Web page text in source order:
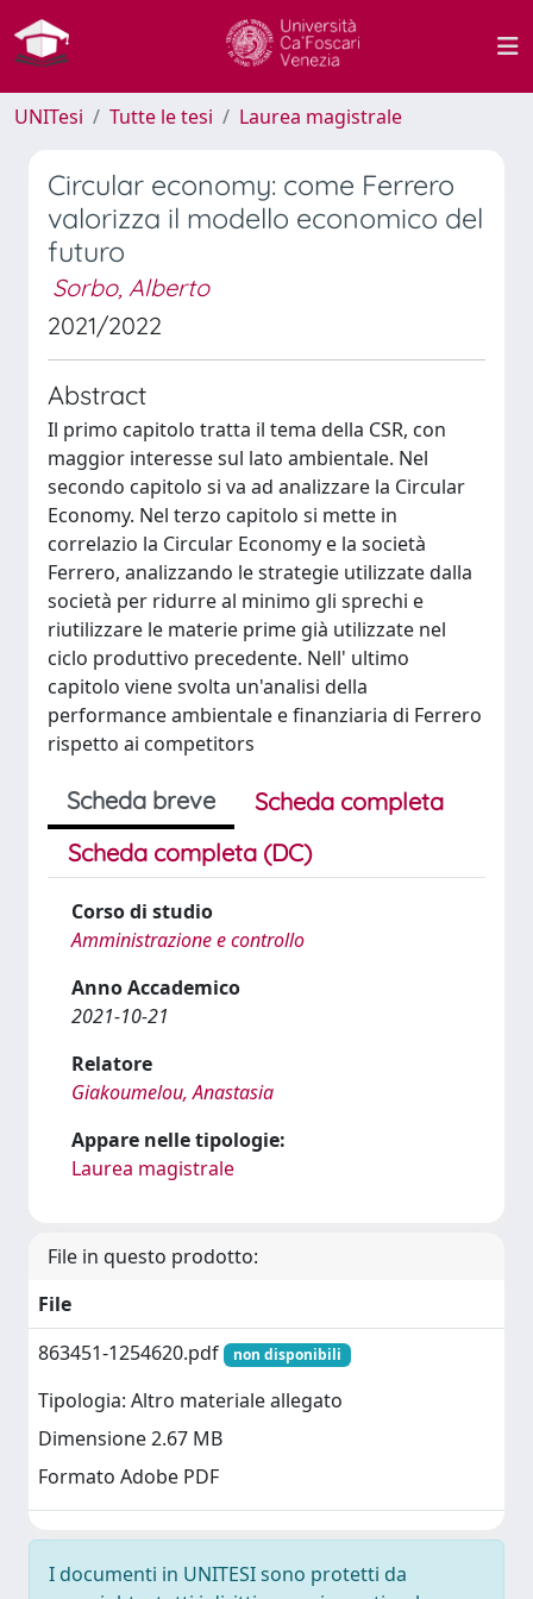
UNITesi Tutte le tesi Laurea magistrale
Circular economy: come Ferrero
valorizza il modello economico del
futuro
Sorbo, Alberto
2021/2022
Abstract
Il primo capitolo tratta il tema della CSR, con
maggior interesse sul lato ambientale. Nel
secondo capitolo si va ad analizzare la Circular
Economy. Nel terzo capitolo si mette in
correlazio la Circular Economy e la società
Ferrero, analizzando le strategie utilizzate dalla
società per ridurre al minimo gli sprechi e
riutilizzare le materie prime già utilizzate nel
ciclo produttivo precedente. Nell' ultimo
capitolo viene svolta un'analisi della
performance ambientale e finanziaria di Ferrero
rispetto ai competitors
Scheda breve
Scheda completa
Scheda completa (DC)
Corso di studio
Amministrazione e controllo
Anno Accademico
2021-10-21
Relatore
Giakoumelou, Anastasia
Appare nelle tipologie:
Laurea magistrale
File in questo prodotto:
File
863451-1254620.pdf
non disponibili
Tipologia: Altro materiale allegato
Dimensione 2.67 MB
Formato Adobe PDF
I documenti in UNITESI sono protetti da